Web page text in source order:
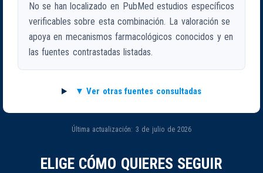
No se han localizado en PubMed estudios específicos
verificables sobre esta combinación. La valoración se
apoya en mecanismos farmacológicos conocidos y en
las fuentes contrastadas listadas.
Ver otras fuentes consultadas
Última actualización: 3 de julio de 2026
ELIGE CÓMO QUIERES SEGUIR